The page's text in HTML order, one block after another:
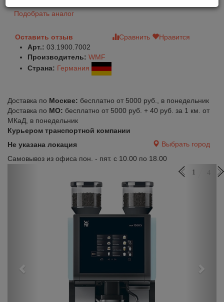
Подобрать аналог
Оставить отзыв Сравнить
Нравится
Арт.: 03.1900.7002
Производитель: WMF
Страна: Германия
Доставка по Москве: бесплатно от 5000 руб., в понедельник
Доставка по МО: бесплатно от 5000 руб. + 40 руб. за 1 км. от
МКаД, в понедельник
Курьером транспортной компании
Не указана локация
Выбрать город
Самовывоз из офиса пон. - пят. с 10.00 по 18.00
Next
1 4